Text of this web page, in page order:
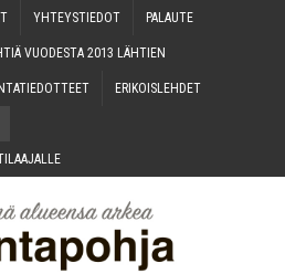
YHTEYS­TIE­DOT PALAU­TE
VUO­DES­TA 2013 LÄHTIEN
ERI­KOIS­LEH­DET